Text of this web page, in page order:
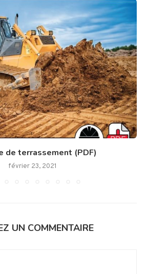
de terrassement (PDF)
février 23, 2021
UN COMMENTAIRE